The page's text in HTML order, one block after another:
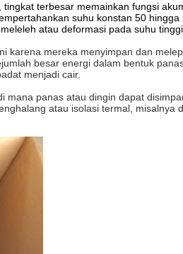
terbesar memainkan fungsi
suhu konstan 50 hingga
atau deformasi pada suhu
karena mereka menyimpan dan
besar energi dalam bentuk
menjadi cair.
panas atau dingin dapat
atau isolasi termal, misalnya